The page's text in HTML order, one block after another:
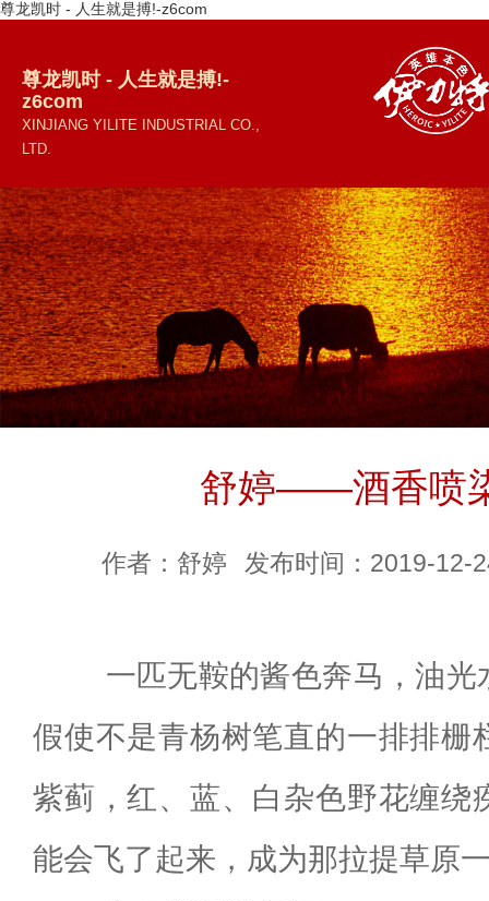
尊龙凯时 - 人生就是搏!-z6com
尊龙凯时 - 人生就是搏!-
z6com
XINJIANG YILITE INDUSTRIAL CO.,
LTD.
舒婷——酒香喷
作者：舒婷 发布时间：2019-12-
一匹无鞍的酱色奔马，油光
假使不是青杨树笔直的一排排栅
紫蓟，红、蓝、白杂色野花缠绕
能会飞了起来，成为那拉提草原